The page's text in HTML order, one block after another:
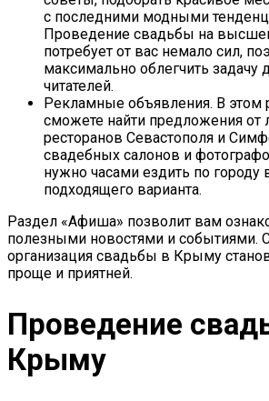
с последними модными
Проведение свадьбы на
потребует от вас немало сил,
максимально облегчить задачу
читателей.
Рекламные объявления. В этом
сможете найти предложения от
ресторанов Севастополя и
свадебных салонов и
нужно часами ездить по городу
подходящего варианта.
Раздел «Афиша» позволит вам
полезными новостями и событиями.
организация свадьбы в Крыму
проще и приятней.
Проведение
Крыму